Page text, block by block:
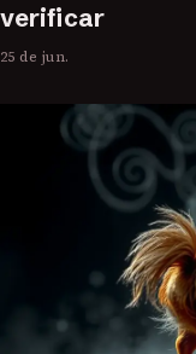
verificar
25 de jun.